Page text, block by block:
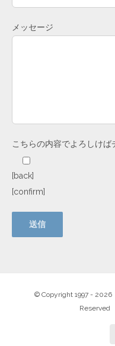
メッセージ
こちらの内容でよろしけば
[back]
[confirm]
© Copyright 1997 - 2026
Reserved